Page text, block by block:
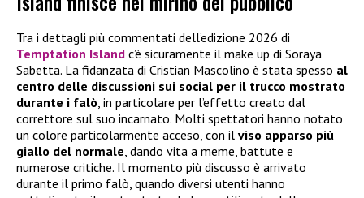
Tra i dettagli più commentati dell’edizione 2026 di
Temptation Island c’è sicuramente il make up di Soraya
Sabetta. La fidanzata di Cristian Mascolino è stata spesso al
centro delle discussioni sui social per il trucco mostrato
durante i falò , in particolare per l’effetto creato dal
correttore sul suo incarnato. Molti spettatori hanno notato
un colore particolarmente acceso, con il viso apparso più
giallo del normale , dando vita a meme, battute e
numerose critiche. Il momento più discusso è arrivato
durante il primo falò, quando diversi utenti hanno